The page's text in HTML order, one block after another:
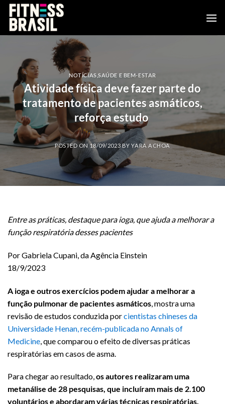
Skip
content
NOTÍCIAS ,SAÚDE E BEM-ESTAR
Atividade física deve fazer parte do
tratamento de pacientes asmáticos,
reforça estudo
POSTED ON18/09/2023BYYARA ACHOA
Entre as práticas, destaque para ioga, que ajuda a melhorar a
função respiratória desses pacientes
Por Gabriela Cupani, da Agência Einstein
18/9/2023
A ioga e outros exercícios podem ajudar a melhorar a
função pulmonar de pacientes asmáticos , mostra uma
revisão de estudos conduzida porcientistas chineses da
Universidade Henan, recém-publicada no Annals of
Medicine , que comparou o efeito de diversas práticas
respiratórias em casos de asma.
Para chegar ao resultado,os autores realizaram uma
metanálise de 28 pesquisas, que incluíram mais de 2.100
voluntários e abordaram várias técnicas respiratórias,